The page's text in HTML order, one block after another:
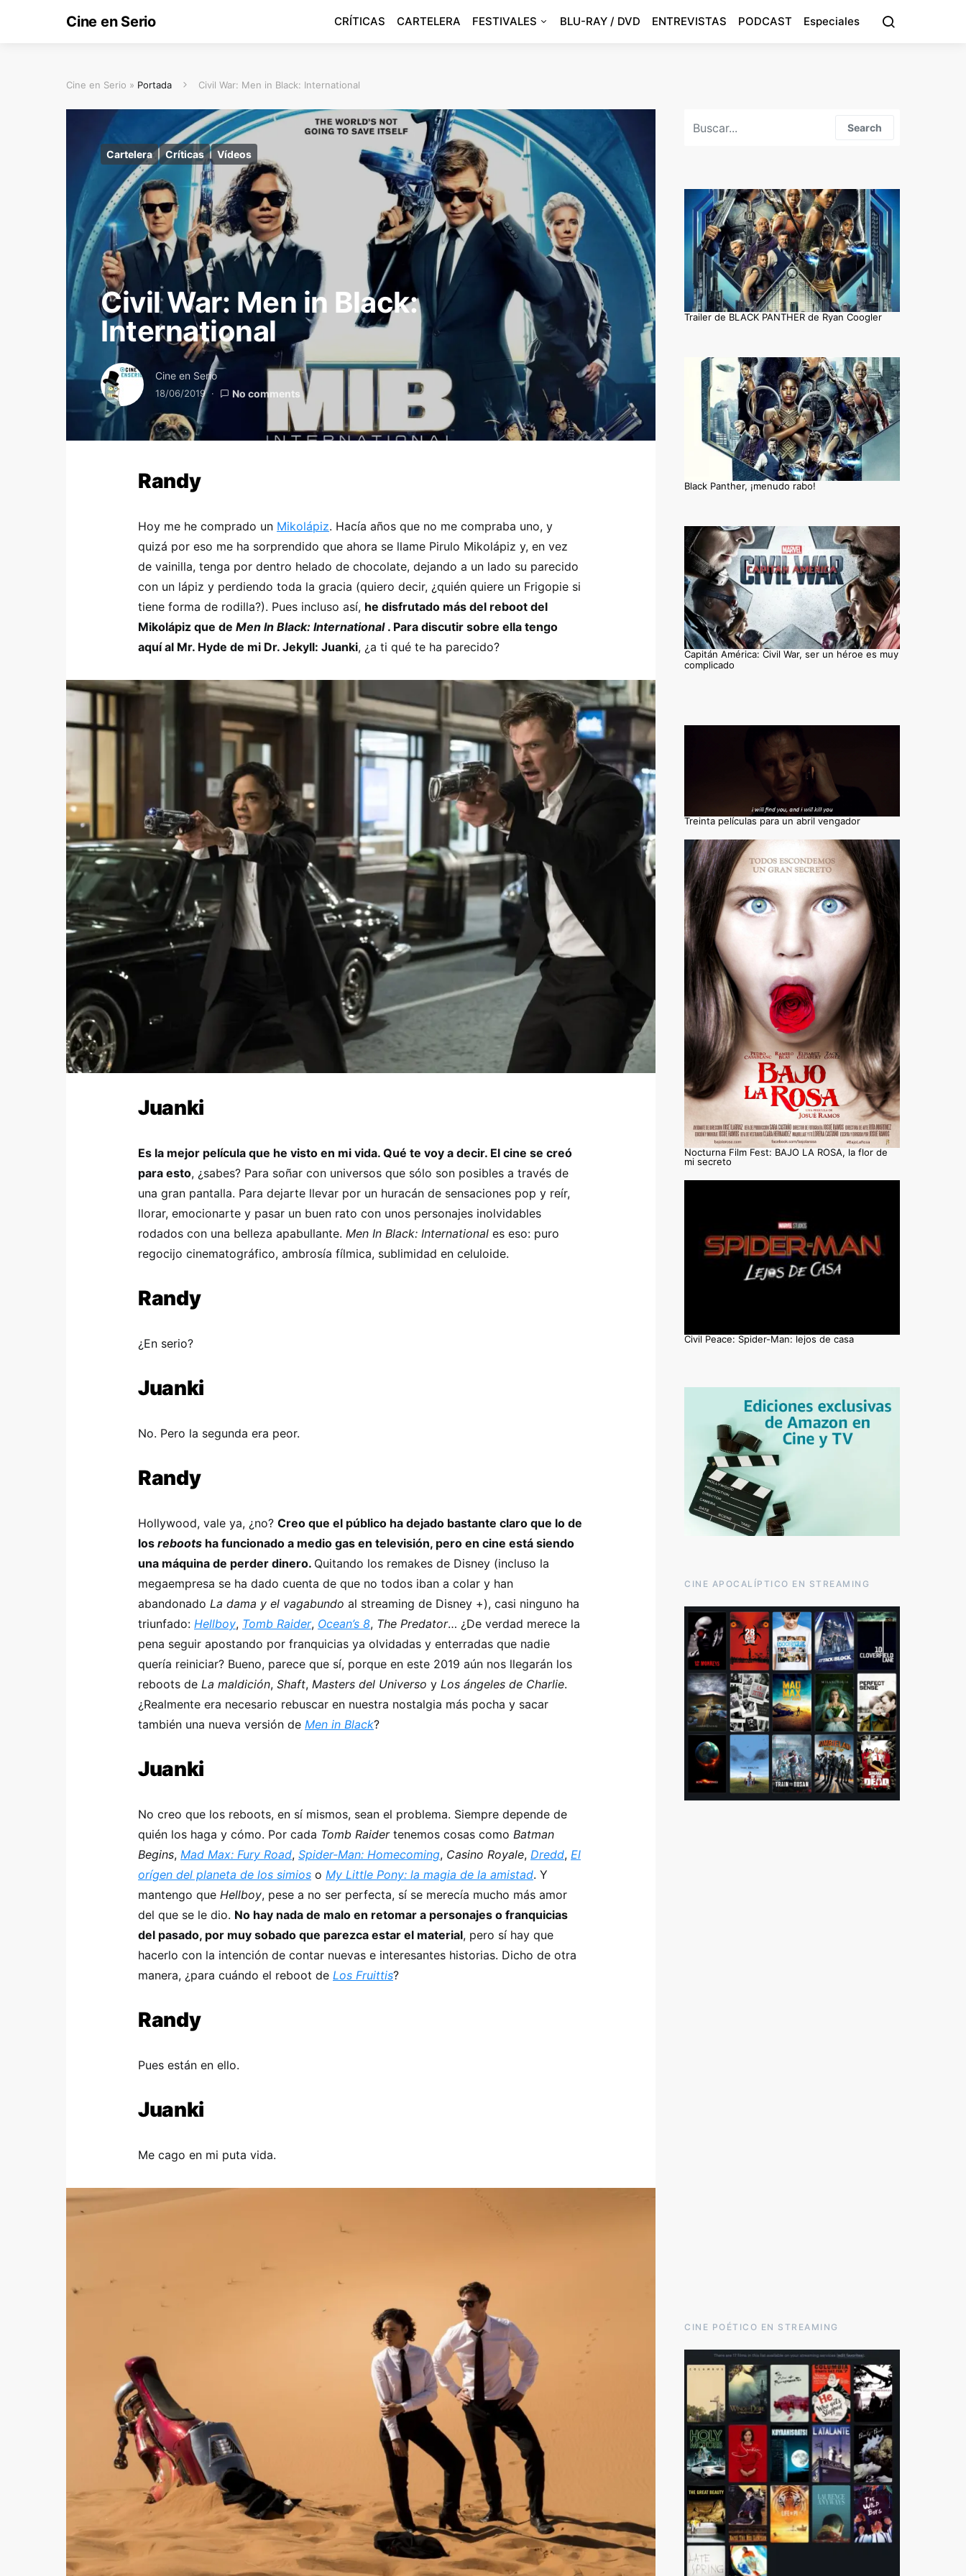
Cine en Serio CRÍTICAS CARTELERA FESTIVALES BLU-RAY / DVD ENTREVISTAS PODCAST Especiales
Cine en Serio » Portada Civil War: Men in Black: International
Cartelera Críticas Vídeos
Civil War: Men in Black:
International
Cine en Serio
18/06/2019 No comments
Randy
Hoy me he comprado un Mikolápiz. Hacía años que no me compraba uno, y
quizá por eso me ha sorprendido que ahora se llame Pirulo Mikolápiz y, en vez
de vainilla, tenga por dentro helado de chocolate, dejando a un lado su parecido
con un lápiz y perdiendo toda la gracia (quiero decir, ¿quién quiere un Frigopie si
tiene forma de rodilla?). Pues incluso así, he disfrutado más del reboot del
Mikolápiz que de Men In Black: International. Para discutir sobre ella tengo
aquí al Mr. Hyde de mi Dr. Jekyll: Juanki, ¿a ti qué te ha parecido?
Juanki
Es la mejor película que he visto en mi vida. Qué te voy a decir. El cine se creó
para esto, ¿sabes? Para soñar con universos que sólo son posibles a través de
una gran pantalla. Para dejarte llevar por un huracán de sensaciones pop y reír,
llorar, emocionarte y pasar un buen rato con unos personajes inolvidables
rodados con una belleza apabullante. Men In Black: International es eso: puro
regocijo cinematográfico, ambrosía fílmica, sublimidad en celuloide.
Randy
¿En serio?
Juanki
No. Pero la segunda era peor.
Randy
Hollywood, vale ya, ¿no? Creo que el público ha dejado bastante claro que lo de
los reboots ha funcionado a medio gas en televisión, pero en cine está siendo
una máquina de perder dinero. Quitando los remakes de Disney (incluso la
megaempresa se ha dado cuenta de que no todos iban a colar y han
abandonado La dama y el vagabundo al streaming de Disney +), casi ninguno ha
triunfado: Hellboy, Tomb Raider, Ocean’s 8, The Predator… ¿De verdad merece la
pena seguir apostando por franquicias ya olvidadas y enterradas que nadie
quería reiniciar? Bueno, parece que sí, porque en este 2019 aún nos llegarán los
reboots de La maldición, Shaft, Masters del Universo y Los ángeles de Charlie.
¿Realmente era necesario rebuscar en nuestra nostalgia más pocha y sacar
también una nueva versión de Men in Black?
Juanki
No creo que los reboots, en sí mismos, sean el problema. Siempre depende de
quién los haga y cómo. Por cada Tomb Raidertenemos cosas como Batman
Begins, Mad Max: Fury Road, Spider-Man: Homecoming, Casino Royale, Dredd, El
orígen del planeta de los simios o My Little Pony: la magia de la amistad. Y
mantengo que Hellboy, pese a no ser perfecta, sí se merecía mucho más amor
del que se le dio. No hay nada de malo en retomar a personajes o franquicias
del pasado, por muy sobado que parezca estar el material, pero sí hay que
hacerlo con la intención de contar nuevas e interesantes historias. Dicho de otra
manera, ¿para cuándo el reboot de Los Fruittis?
Randy
Pues están en ello.
Juanki
Me cago en mi puta vida.
Search
Trailer de BLACK PANTHER de Ryan Coogler
Black Panther, ¡menudo rabo!
Capitán América: Civil War, ser un héroe es muy
complicado
Treinta películas para un abril vengador
Nocturna Film Fest: BAJO LA ROSA, la flor de
mi secreto
Civil Peace: Spider-Man: lejos de casa
CINE APOCALÍPTICO EN STREAMING
CINE POÉTICO EN STREAMING